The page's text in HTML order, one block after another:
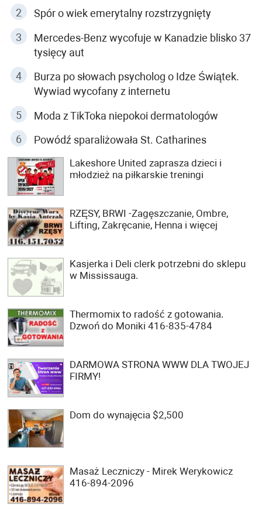
Spór o wiek emerytalny rozstrzygnięty
Mercedes-Benz wycofuje w Kanadzie blisko 37
tysięcy aut
Burza po słowach psycholog o Idze Świątek.
Wywiad wycofany z internetu
Moda z TikToka niepokoi dermatologów
Powódź sparaliżowała St. Catharines
Lakeshore United zaprasza dzieci i
młodzież na piłkarskie treningi
RZĘSY, BRWI -Zagęszczanie, Ombre,
Lifting, Zakręcanie, Henna i więcej
Kasjerka i Deli clerk potrzebni do sklepu
w Mississauga.
Thermomix to radość z gotowania.
Dzwoń do Moniki 416-835-4784
DARMOWA STRONA WWW DLA TWOJEJ
FIRMY!
Dom do wynajęcia $2,500
Masaż Leczniczy - Mirek Werykowicz
416-894-2096